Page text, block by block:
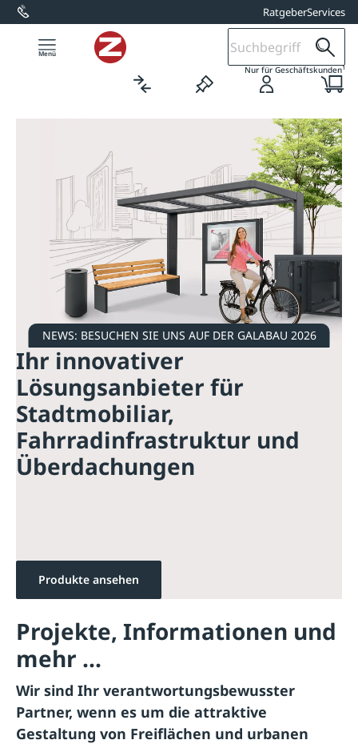
springen RatgeberServices
Nur für Geschäftskunden1
NEWS: BESUCHEN SIE UNS AUF DER GALABAU 2026
Ihr innovativer
Lösungsanbieter für
Stadtmobiliar,
Fahrradinfrastruktur und
Überdachungen
Produkte ansehen
Projekte, Informationen und
mehr ...
Wir sind Ihr verantwortungsbewusster
Partner, wenn es um die attraktive
Gestaltung von Freiflächen und urbanen